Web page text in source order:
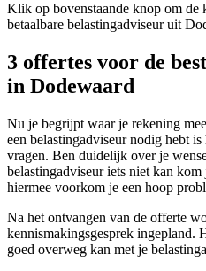
Klik op bovenstaande knop om de
betaalbare belastingadviseur uit
3 offertes voor de
in Dodewaard
Nu je begrijpt waar je rekening
een belastingadviseur nodig hebt
vragen. Ben duidelijk over je
belastingadviseur iets niet kan kom
hiermee voorkom je een hoop
Na het ontvangen van de offerte
kennismakingsgesprek ingepland.
goed overweg kan met je